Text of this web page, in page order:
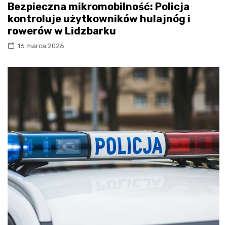
Bezpieczna mikromobilność: Policja
kontroluje użytkowników hulajnóg i
rowerów w Lidzbarku
16 marca 2026